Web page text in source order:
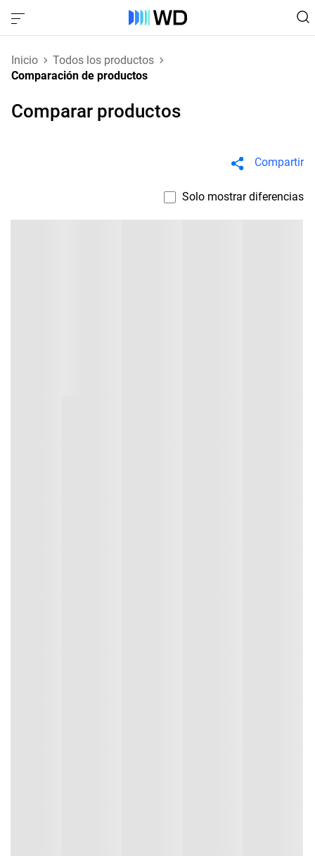
Inicio
Todos los productos
Comparación de productos
Comparar productos
Compartir
Solo mostrar diferencias